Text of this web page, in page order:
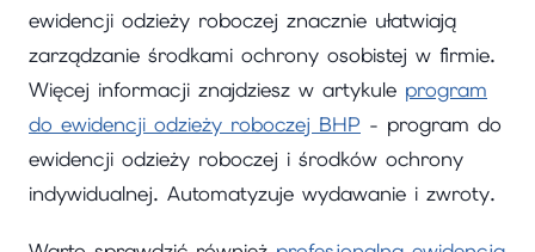
ewidencji odzieży roboczej znacznie ułatwiają
zarządzanie środkami ochrony osobistej w firmie.
Więcej informacji znajdziesz w artykule program
do ewidencji odzieży roboczej BHP - program do
ewidencji odzieży roboczej i środków ochrony
indywidualnej. Automatyzuje wydawanie i zwroty.